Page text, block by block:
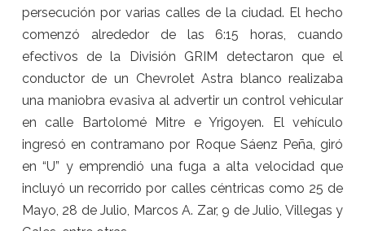
persecución por varias calles de la ciudad. El hecho
comenzó alrededor de las 6:15 horas, cuando
efectivos de la División GRIM detectaron que el
conductor de un Chevrolet Astra blanco realizaba
una maniobra evasiva al advertir un control vehicular
en calle Bartolomé Mitre e Yrigoyen. El vehículo
ingresó en contramano por Roque Sáenz Peña, giró
en “U” y emprendió una fuga a alta velocidad que
incluyó un recorrido por calles céntricas como 25 de
Mayo, 28 de Julio, Marcos A. Zar, 9 de Julio, Villegas y